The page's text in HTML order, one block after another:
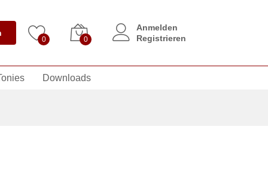
0 0
Anmelden
Registrieren
Downloads